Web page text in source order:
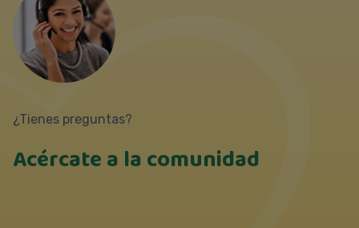
¿Tienes preguntas?
Acércate a la comunidad